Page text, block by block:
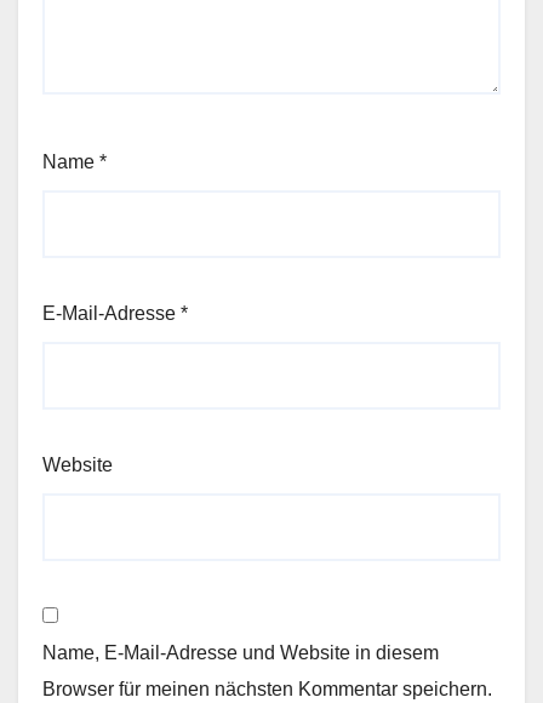
Name *
E-Mail-Adresse *
Website
Name, E-Mail-Adresse und Website in diesem
Browser für meinen nächsten Kommentar speichern.